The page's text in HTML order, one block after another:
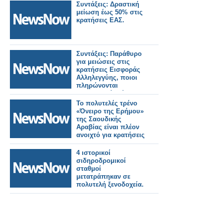
Συντάξεις: Δραστική
μείωση έως 50% στις
κρατήσεις ΕΑΣ.
Συντάξεις: Παράθυρο
για μειώσεις στις
κρατήσεις Εισφοράς
Αλληλεγγύης, ποιοι
πληρώνονται
αναδρομικά [πίνακες]
Το πολυτελές τρένο
«Όνειρο της Ερήμου»
της Σαουδικής
Αραβίας είναι πλέον
ανοιχτό για κρατήσεις
4 ιστορικοί
σιδηροδρομικοί
σταθμοί
μετατράπηκαν σε
πολυτελή ξενοδοχεία.